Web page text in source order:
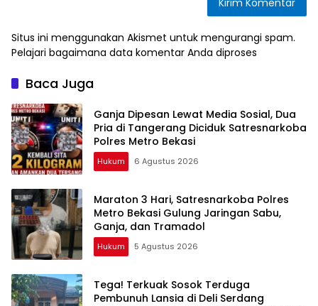
Situs ini menggunakan Akismet untuk mengurangi spam.
Pelajari bagaimana data komentar Anda diproses
Baca Juga
Ganja Dipesan Lewat Media Sosial, Dua
Pria di Tangerang Diciduk Satresnarkoba
Polres Metro Bekasi
Hukum 6 Agustus 2026
Maraton 3 Hari, Satresnarkoba Polres
Metro Bekasi Gulung Jaringan Sabu,
Ganja, dan Tramadol
Hukum 5 Agustus 2026
Tega! Terkuak Sosok Terduga
Pembunuh Lansia di Deli Serdang